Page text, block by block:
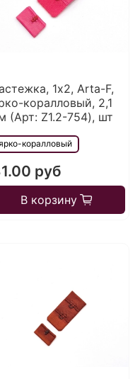
1х2, Arta-F,
коралловый, 2,1
(Арт: Z1.2-754), шт
коралловый
руб
В корзину